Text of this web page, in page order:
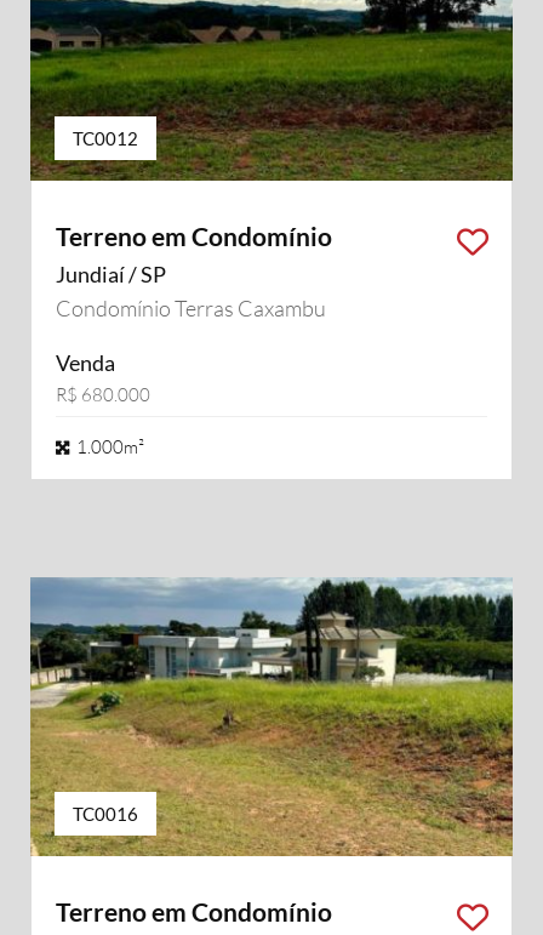
TC0012
Terreno em Condomínio
Jundiaí / SP
Condomínio Terras Caxambu
Venda
R$ 680.000
1.000m²
TC0016
Terreno em Condomínio